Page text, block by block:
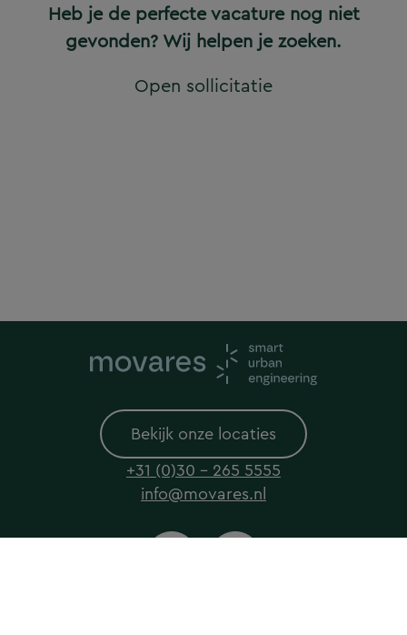
Heb je de perfecte vacature nog niet
gevonden? Wij helpen je zoeken.
Open sollicitatie
Bekijk onze locaties
+31 (0)30 - 265 5555
info@movares.nl